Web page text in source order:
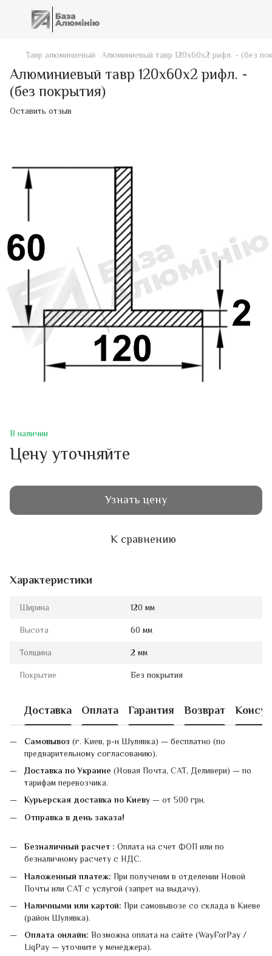
Тавр алюминиевый Алюминиевый тавр 120х60х2 рифл. - (без
Алюминиевый тавр 120х60х2 рифл. -
(без покрытия)
Оставить отзыв
В наличии
Цену уточняйте
Узнать цену
К сравнению
Характеристики
Ширина 120 мм
Высота 60 мм
Толщина 2 мм
Покрытие Без покрытия
Доставка Оплата Гарантия Возврат
Самовывоз (г. Киев, р-н Шулявка) — бесплатно (по
предварительному согласованию).
Доставка по Украине (Новая Почта, САТ, Деливери) — по
тарифам перевозчика.
Курьерская доставка по Киеву — от 500 грн.
Отправка в день заказа!
Безналичный расчет : Оплата на счет ФОП или по
безналичному расчету с НДС.
Наложенный платеж: При получении в отделении Новой
Почты или САТ с услугой (запрет на выдачу).
Наличными или картой: При самовывозе со склада в Киеве
(район Шулявка).
Оплата онлайн: Возможна оплата на сайте (WayForPay /
LiqPay — уточните у менеджера).